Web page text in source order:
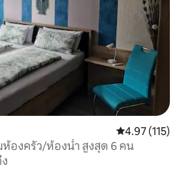
คะแนนเฉลี่ย
4.97 (115)
องครัว/ห้องน้ำ สูงสุด 6 คน